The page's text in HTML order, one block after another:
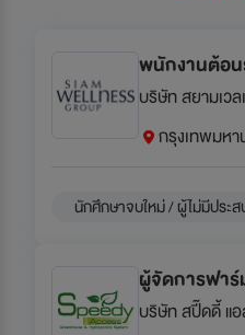
พนักงานต้อน
บริษัท สยามเว
กรุงเทพมห
นักศึกษาจบใหม่ / ผู้ไม่มีประ
ผู้จัดการฟาร์
บริษัท สปี๊ดดี้ แ